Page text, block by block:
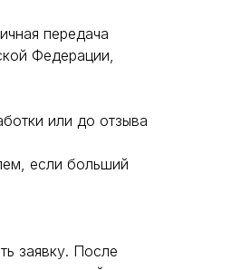
передача
Федерации,
или до отзыва
если больший
заявку. После